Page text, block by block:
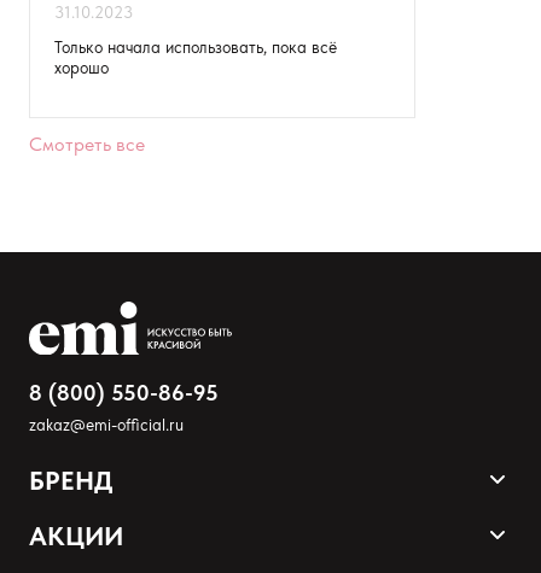
Ваше имя
Товар
Расскажите о впечатлениях
Оставить анонимно
31.10.2023
Только начала использовать, пока всё
хорошо
Смотреть все
8 (800) 550-86-95
zakaz@emi-official.ru
БРЕНД
Продукция
АКЦИИ